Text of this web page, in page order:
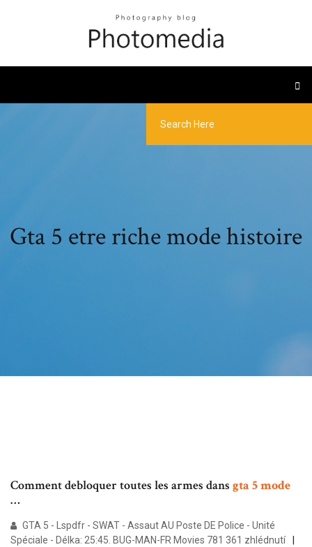
Gta 5 etre riche mode histoire
Comment debloquer toutes les armes dans gta 5mode
…
GTA 5 - Lspdfr - SWAT - Assaut AU Poste DE Police - Unité
Spéciale - Délka: 25:45. BUG-MAN-FR Movies 781 361 zhlédnutí